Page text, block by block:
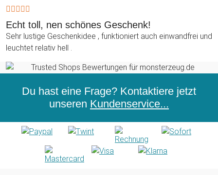
Echt toll, nen schönes Geschenk!
Sehr lustige Geschenkidee , funktioniert auch einwandfrei und
leuchtet relativ hell .
Du hast eine Frage? Kontaktiere jetzt
unseren Kundenservice...